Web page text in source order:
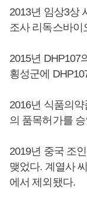
2013년 임상3상
조사 리독스바이
2015년 DHP107
횡성군에
2016년 식품의
의 품목허가를
2019년 중국 조
맺었다. 계열사
에서 제외됐다.